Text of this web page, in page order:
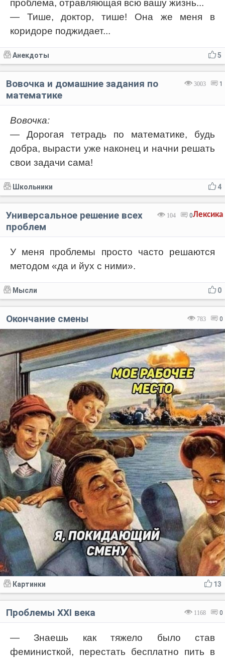
проблема, отравляющая всю вашу жизнь...
— Тише, доктор, тише! Она же меня в
коридоре поджидает...
5
Анекдоты
3003 1
Вовочка и домашние задания по
математике
Вовочка:
— Дорогая тетрадь по математике, будь
добра, вырасти уже наконец и начни решать
свои задачи сама!
4
Школьники
Лексика
104 0
Универсальное решение всех
проблем
У меня проблемы просто часто решаются
методом «да и йух с ними».
0
Мысли
783 0
Окончание смены
13
Картинки
1168 0
Проблемы XXI века
— Знаешь как тяжело было став
феминисткой, перестать бесплатно пить в